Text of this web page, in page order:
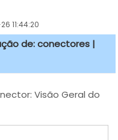
11:44:20
de: conectores |
Visão Geral do